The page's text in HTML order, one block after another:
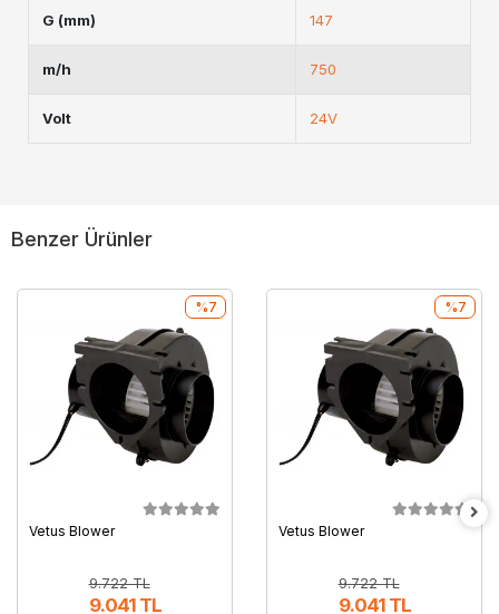
G (mm) 147
m/h 750
Volt 24V
Benzer Ürünler
Vetus Blower
9.722 TL
9.041 TL
%7
Vetus Blower
9.722 TL
9.041 TL
%7